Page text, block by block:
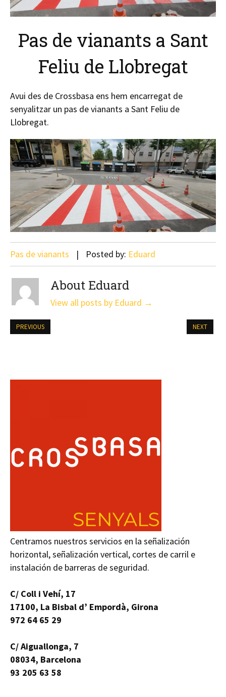
Pas de vianants a Sant
Feliu de Llobregat
Avui des de Crossbasa ens hem encarregat de
senyalitzar un pas de vianants a Sant Feliu de
Llobregat.
Pas de vianants Posted by: Eduard
About Eduard
View all posts by Eduard →
PREVIOUS NEXT
Centramos nuestros servicios en la señalización
horizontal, señalización vertical, cortes de carril e
instalación de barreras de seguridad.
C/ Coll i Vehí, 17
17100, La Bisbal d’ Empordà, Girona
972 64 65 29
C/ Aiguallonga, 7
08034, Barcelona
93 205 63 58